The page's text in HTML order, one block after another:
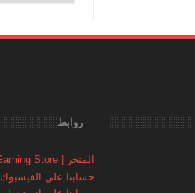
روابط
المتجر | Gaming Store
حسابنا علي الفيسبوك